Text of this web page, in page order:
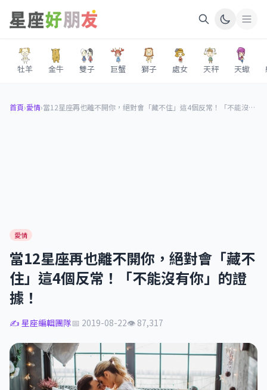
牡羊 金牛 雙子 巨蟹 獅子 處女 天秤 天蠍
首頁›愛情› 當12星座再也離不開你，絕對會「藏不住」這4個反常！「不能沒有你」的證據！
愛情
當12星座再也離不開你，絕對會「藏不
住」這4個反常！「不能沒有你」的證
據！
✍️ 星座編輯團隊📅 2019-08-22👁 87,317